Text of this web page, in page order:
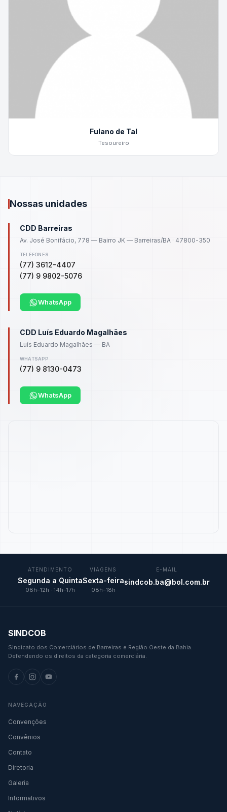
Fulano de Tal
Tesoureiro
Nossas unidades
CDD Barreiras
Av. José Bonifácio, 778 — Bairro JK — Barreiras/BA · 47800-350
TELEFONES
(77) 3612-4407
(77) 9 9802-5076
WhatsApp
CDD Luís Eduardo Magalhães
Luís Eduardo Magalhães — BA
WHATSAPP
(77) 9 8130-0473
WhatsApp
ATENDIMENTO
Segunda a Quinta
08h–12h · 14h–17h
VIAGENS
Sexta-feira
08h–18h
E-MAIL
sindcob.ba@bol.com.br
SINDCOB
Sindicato dos Comerciários de Barreiras e Região Oeste da Bahia.
Defendendo os direitos da categoria comerciária.
NAVEGAÇÃO
Convenções
Convênios
Contato
Diretoria
Galeria
Informativos